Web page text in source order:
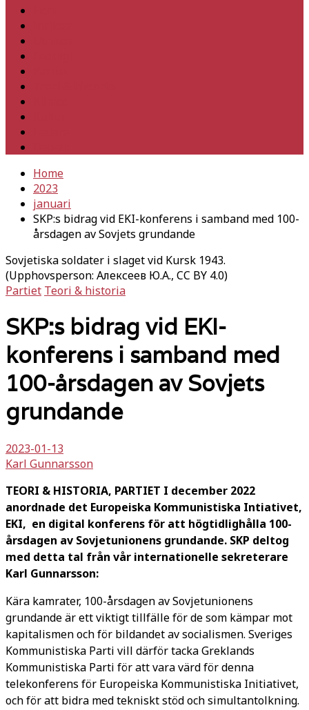
Home
2023
januari
SKP:s bidrag vid EKI-konferens i samband med 100-
årsdagen av Sovjets grundande
Sovjetiska soldater i slaget vid Kursk 1943.
(Upphovsperson: Алексеев Ю.А., CC BY 4.0)
Partiet Teori & historia
SKP:s bidrag vid EKI-
konferens i samband med
100-årsdagen av Sovjets
grundande
2023-01-13
Karl Gunnarsson
TEORI & HISTORIA, PARTIET I december 2022
anordnade det Europeiska Kommunistiska Intiativet,
EKI, en digital konferens för att högtidlighålla 100-
årsdagen av Sovjetunionens grundande. SKP deltog
med detta tal från vår internationelle sekreterare
Karl Gunnarsson:
Kära kamrater, 100-årsdagen av Sovjetunionens
grundande är ett viktigt tillfälle för de som kämpar mot
kapitalismen och för bildandet av socialismen. Sveriges
Kommunistiska Parti vill därför tacka Greklands
Kommunistiska Parti för att vara värd för denna
telekonferens för Europeiska Kommunistiska Initiativet,
och för att bidra med tekniskt stöd och simultantolkning.